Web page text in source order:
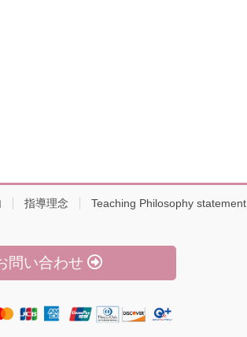
指導理念 Teaching Philosophy statement
問い合わせ